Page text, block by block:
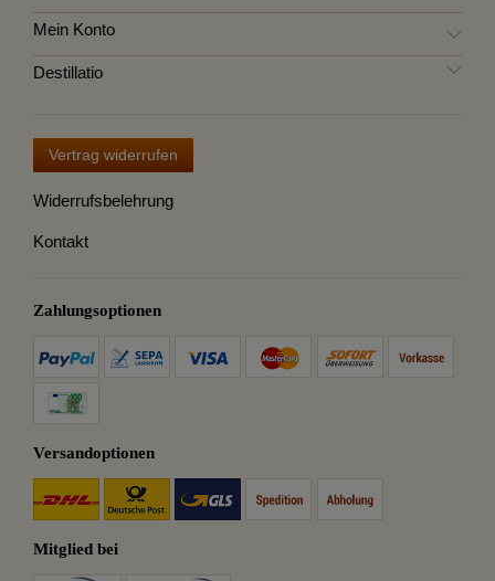
Mein Konto
Destillatio
Vertrag widerrufen
Widerrufsbelehrung
Kontakt
Zahlungsoptionen
Versandoptionen
Mitglied bei